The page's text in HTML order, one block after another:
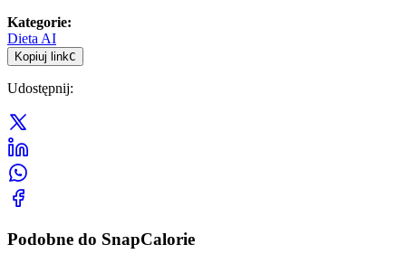
Kategorie:
Dieta AI
Kopiuj linkC
Udostępnij:
Podobne do SnapCalorie